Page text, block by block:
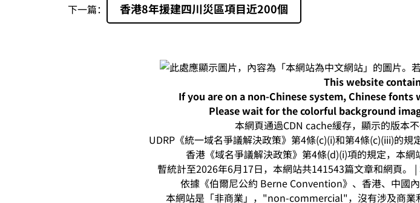
下一篇： 香港8年援建四川災區項目近200個
This website
If you are on a non-Chinese system, Chinese
Please wait for the colorful background
本網頁通過CDN cache緩存，顯示的版本
UDRP《統一域名爭議解決政策》第4條(c)(i)和第4條(c)(iii)的規
香港《域名爭議解決政策》第4條(d)(i)項的規定，本網
暫統計至2026年6月17日，本網站共141543篇文章和網頁
依據《伯爾尼公約 Berne Convention》、香港、中國
本網站是「非商業」，"non-commercial"，沒有涉及商業